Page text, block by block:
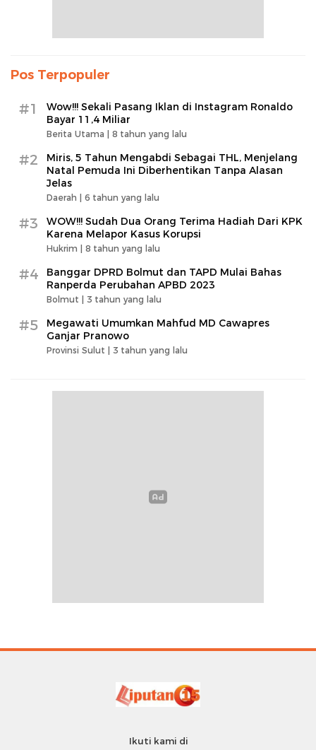
Pos Terpopuler
#1
Wow!!! Sekali Pasang Iklan di Instagram Ronaldo
Bayar 11,4 Miliar
Berita Utama | 8 tahun yang lalu
#2
Miris, 5 Tahun Mengabdi Sebagai THL, Menjelang
Natal Pemuda Ini Diberhentikan Tanpa Alasan
Jelas
Daerah | 6 tahun yang lalu
#3
WOW!!! Sudah Dua Orang Terima Hadiah Dari KPK
Karena Melapor Kasus Korupsi
Hukrim | 8 tahun yang lalu
#4
Banggar DPRD Bolmut dan TAPD Mulai Bahas
Ranperda Perubahan APBD 2023
Bolmut | 3 tahun yang lalu
#5
Megawati Umumkan Mahfud MD Cawapres
Ganjar Pranowo
Provinsi Sulut | 3 tahun yang lalu
Ikuti kami di